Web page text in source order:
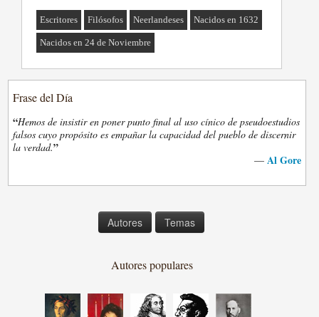
Escritores Filósofos Neerlandeses Nacidos en 1632
Nacidos en 24 de Noviembre
Frase del Día
“Hemos de insistir en poner punto final al uso cínico de pseudoestudios
falsos cuyo propósito es empañar la capacidad del pueblo de discernir
la verdad.”
— Al Gore
Autores Temas
Autores populares